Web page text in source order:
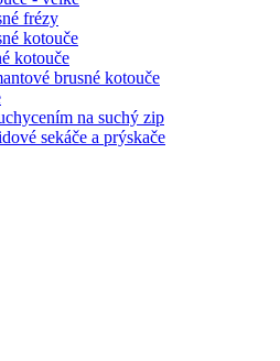
frézy
kotouče
kotouče
brusné kotouče
na suchý zip
sekáče a prýskače